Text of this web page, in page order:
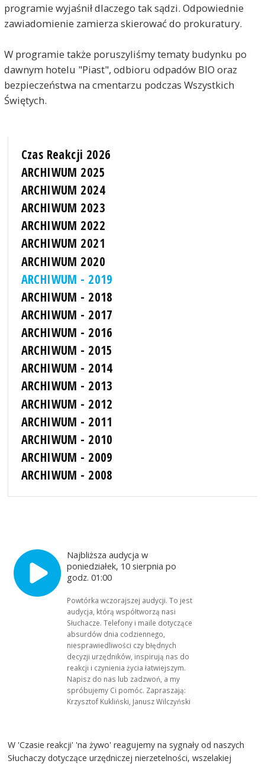
programie wyjaśnił dlaczego tak sądzi. Odpowiednie
zawiadomienie zamierza skierować do prokuratury.
W programie także poruszyliśmy tematy budynku po
dawnym hotelu "Piast", odbioru odpadów BIO oraz
bezpieczeństwa na cmentarzu podczas Wszystkich
Świętych.
Czas Reakcji 2026
ARCHIWUM 2025
ARCHIWUM 2024
ARCHIWUM 2023
ARCHIWUM 2022
ARCHIWUM 2021
ARCHIWUM 2020
ARCHIWUM - 2019
ARCHIWUM - 2018
ARCHIWUM - 2017
ARCHIWUM - 2016
ARCHIWUM - 2015
ARCHIWUM - 2014
ARCHIWUM - 2013
ARCHIWUM - 2012
ARCHIWUM - 2011
ARCHIWUM - 2010
ARCHIWUM - 2009
ARCHIWUM - 2008
Najbliższa audycja w
poniedziałek, 10 sierpnia po
godz. 01:00
Powtórka wczorajszej audycji. To jest
audycja, którą współtworzą nasi
Słuchacze. Telefony i maile dotyczące
absurdów dnia codziennego,
niesprawiedliwości czy błędnych
decyzji urzędników, inspirują nas do
reakcji i czynienia życia łatwiejszym.
Napisz do nas lub zadzwoń, a my
spróbujemy Ci pomóc. Zapraszają:
Krzysztof Kukliński, Janusz Wilczyński
W 'Czasie reakcji' 'na żywo' reagujemy na sygnały od naszych
Słuchaczy dotyczące urzędniczej nierzetelności, wszelakiej